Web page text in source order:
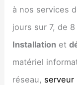
à nos services
jours sur 7, de
Installation et
matériel
réseau, serveur